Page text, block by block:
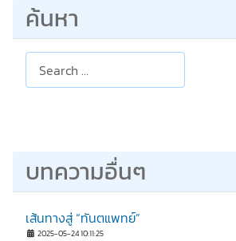
ค้นหา
Search
บทความอื่นๆ
เส้นทางสู่ “ทันตแพทย์”
2025-05-24 10:11:25